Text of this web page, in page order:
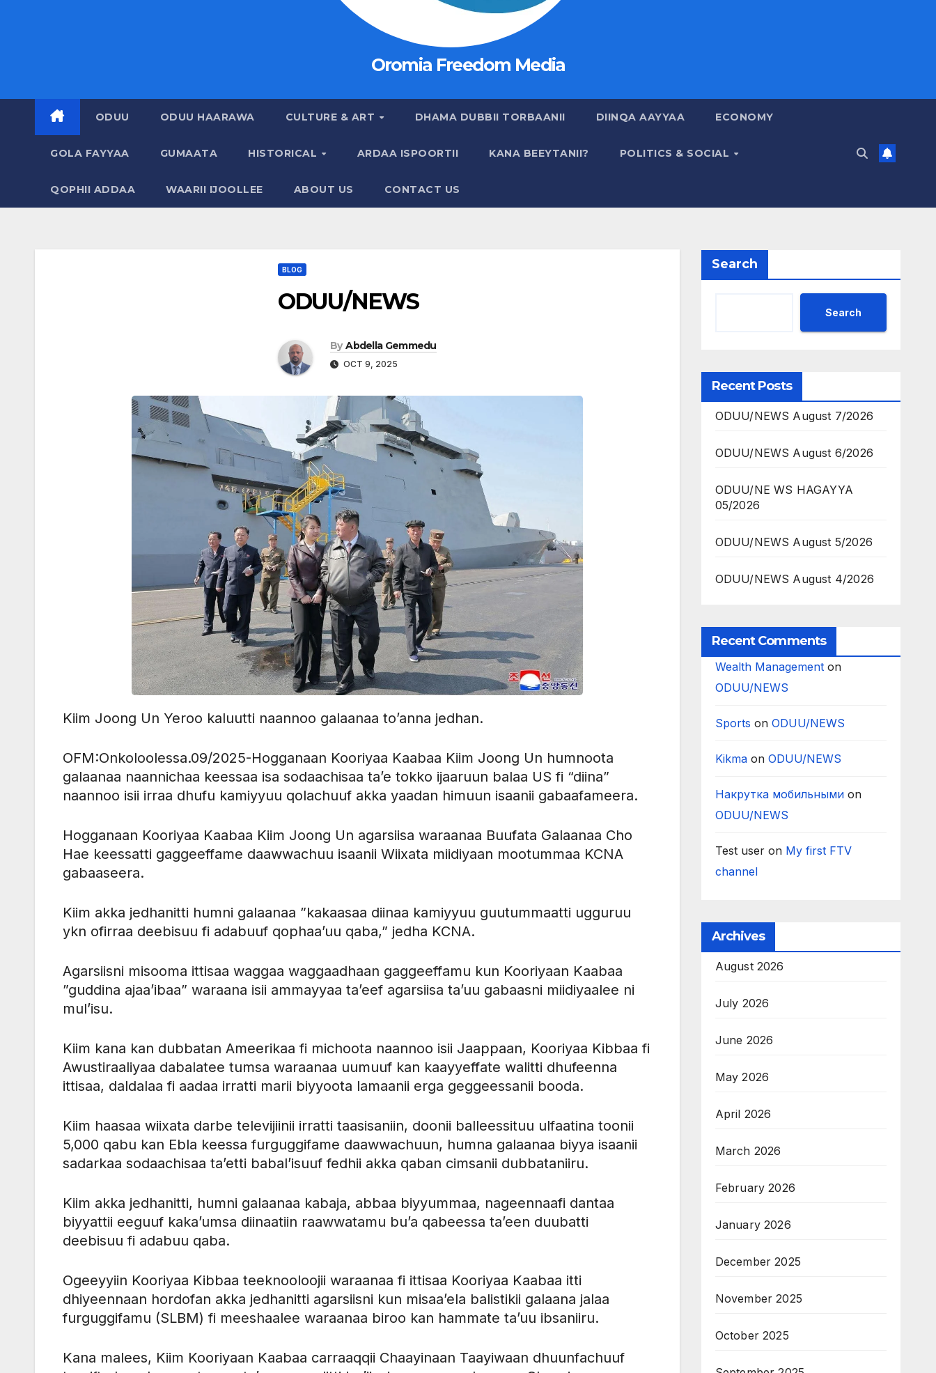
Oromia Freedom Media
ODUU ODUU HAARAWA CULTURE & ART DHAMA DUBBII TORBAANII DIINQA AAYYAA ECONOMY
GOLA FAYYAA GUMAATA HISTORICAL ARDAA ISPOORTII KANA BEEYTANII? POLITICS & SOCIAL
QOPHII ADDAA WAARII IJOOLLEE ABOUT US CONTACT US
BLOG
ODUU/NEWS
By Abdella Gemmedu
OCT 9, 2025
Kiim Joong Un Yeroo kaluutti naannoo galaanaa to’anna jedhan.
OFM:Onkoloolessa.09/2025-Hogganaan Kooriyaa Kaabaa Kiim Joong Un humnoota
galaanaa naannichaa keessaa isa sodaachisaa ta’e tokko ijaaruun balaa US fi “diina”
naannoo isii irraa dhufu kamiyyuu qolachuuf akka yaadan himuun isaanii gabaafameera.
Hogganaan Kooriyaa Kaabaa Kiim Joong Un agarsiisa waraanaa Buufata Galaanaa Cho
Hae keessatti gaggeeffame daawwachuu isaanii Wiixata miidiyaan mootummaa KCNA
gabaaseera.
Kiim akka jedhanitti humni galaanaa ”kakaasaa diinaa kamiyyuu guutummaatti ugguruu
ykn ofirraa deebisuu fi adabuuf qophaa’uu qaba,” jedha KCNA.
Agarsiisni misooma ittisaa waggaa waggaadhaan gaggeeffamu kun Kooriyaan Kaabaa
”guddina ajaa’ibaa” waraana isii ammayyaa ta’eef agarsiisa ta’uu gabaasni miidiyaalee ni
mul’isu.
Kiim kana kan dubbatan Ameerikaa fi michoota naannoo isii Jaappaan, Kooriyaa Kibbaa fi
Awustiraaliyaa dabalatee tumsa waraanaa uumuuf kan kaayyeffate walitti dhufeenna
ittisaa, daldalaa fi aadaa irratti marii biyyoota lamaanii erga geggeessanii booda.
Kiim haasaa wiixata darbe televijiinii irratti taasisaniin, doonii balleessituu ulfaatina toonii
5,000 qabu kan Ebla keessa furguggifame daawwachuun, humna galaanaa biyya isaanii
sadarkaa sodaachisaa ta’etti babal’isuuf fedhii akka qaban cimsanii dubbataniiru.
Kiim akka jedhanitti, humni galaanaa kabaja, abbaa biyyummaa, nageennaafi dantaa
biyyattii eeguuf kaka’umsa diinaatiin raawwatamu bu’a qabeessa ta’een duubatti
deebisuu fi adabuu qaba.
Ogeeyyiin Kooriyaa Kibbaa teeknooloojii waraanaa fi ittisaa Kooriyaa Kaabaa itti
dhiyeennaan hordofan akka jedhanitti agarsiisni kun misaa’ela balistikii galaana jalaa
furguggifamu (SLBM) fi meeshaalee waraanaa biroo kan hammate ta’uu ibsaniiru.
Kana malees, Kiim Kooriyaan Kaabaa carraaqqii Chaayinaan Taayiwaan dhuunfachuuf
Search
Search
Recent Posts
ODUU/NEWS August 7/2026
ODUU/NEWS August 6/2026
ODUU/NE WS HAGAYYA
05/2026
ODUU/NEWS August 5/2026
ODUU/NEWS August 4/2026
Recent Comments
Wealth Managementon
ODUU/NEWS
Sports on ODUU/NEWS
Kikmaon ODUU/NEWS
Накрутка мобильнымиon
ODUU/NEWS
Test useron My first FTV
channel
Archives
August 2026
July 2026
June 2026
May 2026
April 2026
March 2026
February 2026
January 2026
December 2025
November 2025
October 2025